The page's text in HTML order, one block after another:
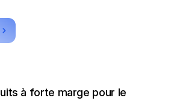
à forte marge pour le